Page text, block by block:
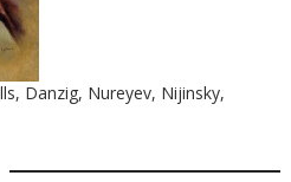
Danzig, Nureyev, Nijinsky,